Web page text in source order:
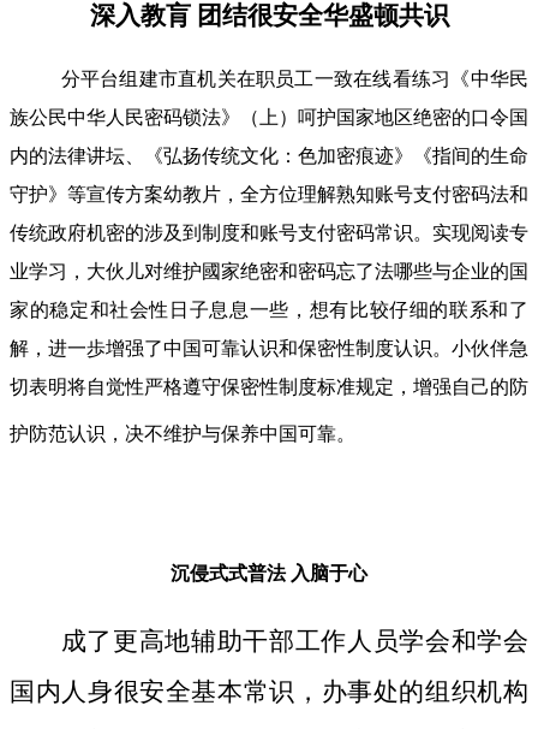
深入教肓 团结很安全华盛顿共识
分平台组建市直机关在职员工一致在线看练习《中华民
族公民中华人民密码锁法》（上）呵护国家地区绝密的口令国
内的法律讲坛、《弘扬传统文化：色加密痕迹》《指间的生命
守护》等宣传方案幼教片，全方位理解熟知账号支付密码法和
传统政府机密的涉及到制度和账号支付密码常识。实现阅读专
业学习，大伙儿对维护國家绝密和密码忘了法哪些与企业的国
家的稳定和社会性日子息息一些，想有比较仔细的联系和了
解，进一歩增强了中国可靠认识和保密性制度认识。小伙伴急
切表明将自觉性严格遵守保密性制度标准规定，增强自己的防
护防范认识，决不维护与保养中国可靠。
沉侵式式普法 入脑于心
成了更高地辅助干部工作人员学会和学会
国内人身很安全基本常识，办事处的组织机构